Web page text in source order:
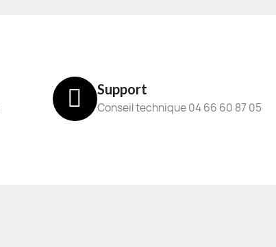
Support
Conseil technique 04 66 60 87 05